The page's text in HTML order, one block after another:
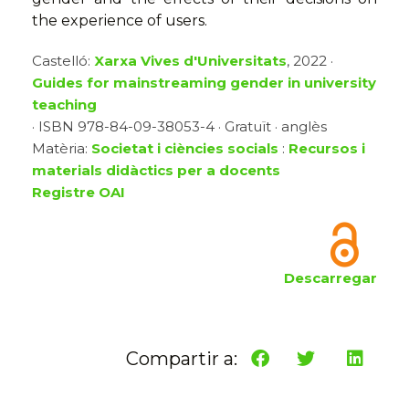
the experience of users.
Castelló: Xarxa Vives d'Universitats, 2022 ·
Guides for mainstreaming gender in university
teaching
· ISBN 978-84-09-38053-4 · Gratuït · anglès
Matèria: Societat i ciències socials : Recursos i
materials didàctics per a docents
Registre OAI
Descarregar
Compartir a: